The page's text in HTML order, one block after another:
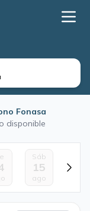
Fonasa
disponible
Sáb
15
ago